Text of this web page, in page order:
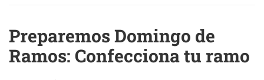
Preparemos Domingo de
Ramos: Confecciona tu ramo